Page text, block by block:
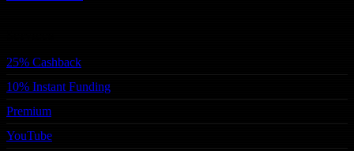
25% Cashback
10% Instant Funding
Premium
YouTube